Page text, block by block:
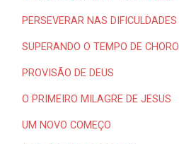
PERSEVERAR NAS DIFICULDADES
SUPERANDO O TEMPO DE CHORO
PROVISÃO DE DEUS
O PRIMEIRO MILAGRE DE JESUS
UM NOVO COMEÇO